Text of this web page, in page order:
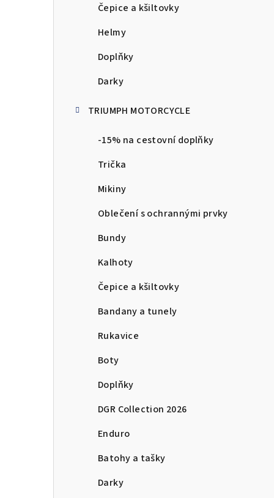
Čepice a kšiltovky
Helmy
Doplňky
Darky
TRIUMPH MOTORCYCLE
-15% na cestovní doplňky
Trička
Mikiny
Oblečení s ochrannými prvky
Bundy
Kalhoty
Čepice a kšiltovky
Bandany a tunely
Rukavice
Boty
Doplňky
DGR Collection 2026
Enduro
Batohy a tašky
Darky